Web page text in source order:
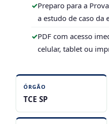
Preparo para a
a estudo de caso da
PDF com acesso
celular, tablet ou
ÓRGÃO
TCE SP